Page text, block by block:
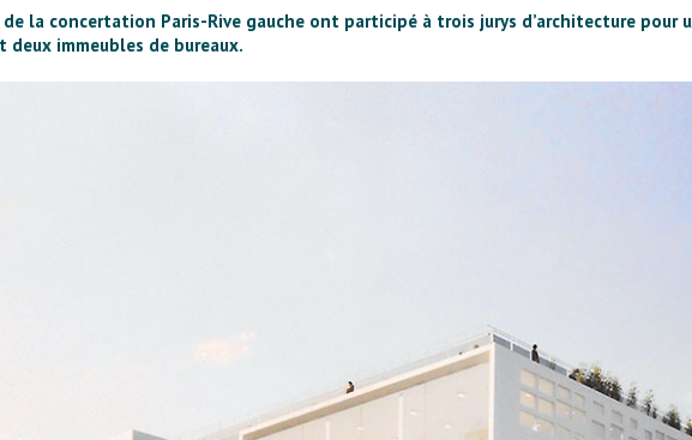
la concertation Paris-Rive gauche ont participé à trois jurys d’architecture pour
deux immeubles de bureaux.